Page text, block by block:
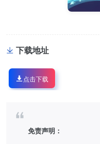
下载地址
点击下载
免责声明：